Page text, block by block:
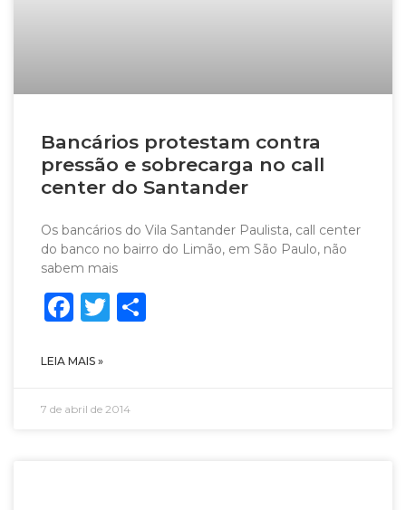
Bancários protestam contra
pressão e sobrecarga no call
center do Santander
Os bancários do Vila Santander Paulista, call center
do banco no bairro do Limão, em São Paulo, não
sabem mais
Facebook
Twitter
LEIA MAIS »
7 de abril de 2014